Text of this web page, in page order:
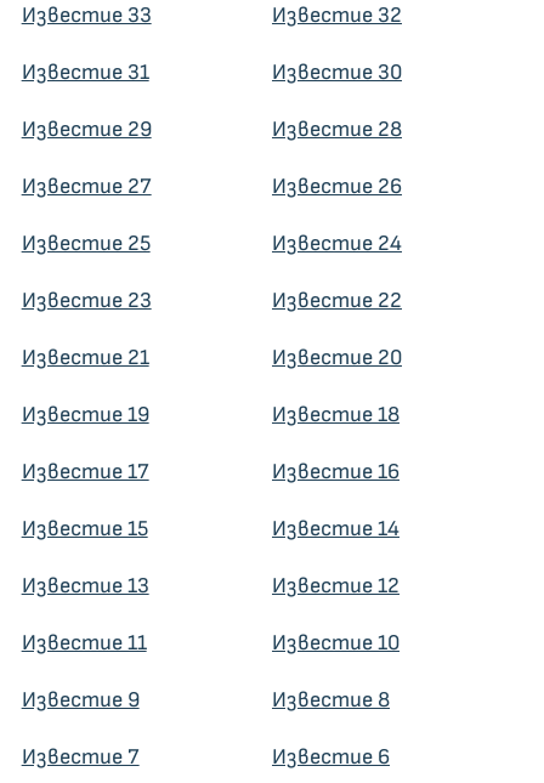
Известие 33 Известие 32
Известие 31 Известие 30
Известие 29 Известие 28
Известие 27 Известие 26
Известие 25 Известие 24
Известие 23 Известие 22
Известие 21 Известие 20
Известие 19 Известие 18
Известие 17 Известие 16
Известие 15 Известие 14
Известие 13 Известие 12
Известие 11 Известие 10
Известие 9 Известие 8
Известие 7 Известие 6